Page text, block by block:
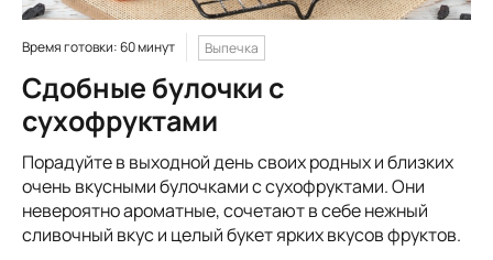
Время готовки: 60 минут Выпечка
Сдобные булочки с
сухофруктами
Порадуйте в выходной день своих родных и близких
очень вкусными булочками с сухофруктами. Они
невероятно ароматные, сочетают в себе нежный
сливочный вкус и целый букет ярких вкусов фруктов.